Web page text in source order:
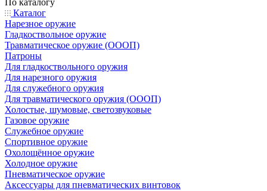
По каталогу
Каталог
Нарезное оружие
Гладкоствольное оружие
Травматическое оружие (ОООП)
Патроны
Для гладкоствольного оружия
Для нарезного оружия
Для служебного оружия
Для травматического оружия (ОООП)
Холостые, шумовые, светозвуковые
Газовое оружие
Служебное оружие
Спортивное оружие
Охолощённое оружие
Холодное оружие
Пневматическое оружие
Аксессуары для пневматических винтовок